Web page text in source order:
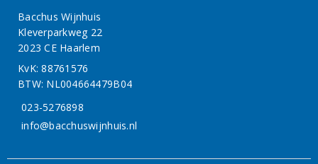
Bacchus Wijnhuis
Kleverparkweg 22
2023 CE Haarlem
KvK: 88761576
BTW: NL004664479B04
023-5276898
info@bacchuswijnhuis.nl